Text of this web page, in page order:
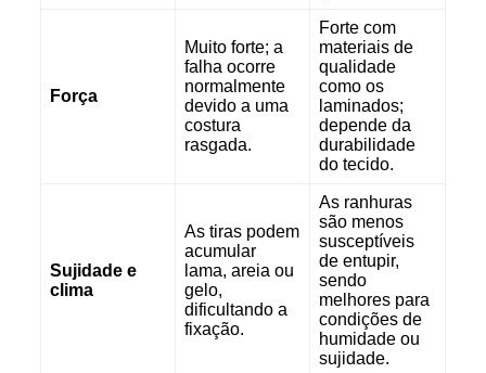
Força
Muito forte; a
falha ocorre
normalmente
devido a uma
costura
rasgada.
Forte com
materiais de
qualidade
como os
laminados;
depende da
durabilidade
do tecido.
Sujidade e
clima
As tiras podem
acumular
lama, areia ou
gelo,
dificultando a
fixação.
As ranhuras
são menos
susceptíveis
de entupir,
sendo
melhores para
condições de
humidade ou
sujidade.